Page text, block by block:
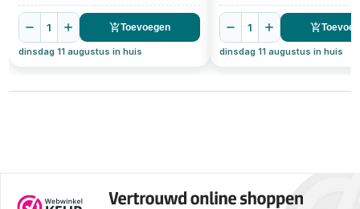
1 Toevoegen
dinsdag 11 augustus in huis
1
dinsdag 11 augustus in huis